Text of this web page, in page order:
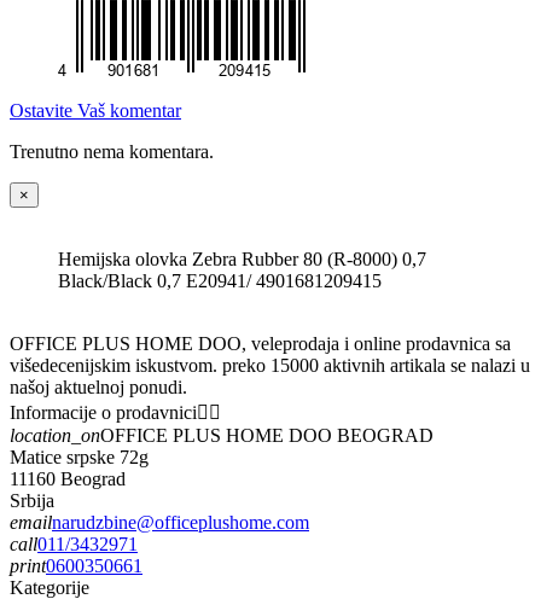
Ostavite Vaš komentar
Trenutno nema komentara.
×
Hemijska olovka Zebra Rubber 80 (R-8000) 0,7
Black/Black 0,7 E20941/ 4901681209415
OFFICE PLUS HOME DOO, veleprodaja i online prodavnica sa
višedecenijskim iskustvom. preko 15000 aktivnih artikala se nalazi u
našoj aktuelnoj ponudi.
Informacije o prodavnici 
location_onOFFICE PLUS HOME DOO BEOGRAD
Matice srpske 72g
11160 Beograd
Srbija
emailnarudzbine@officeplushome.com
call011/3432971
print0600350661
Kategorije